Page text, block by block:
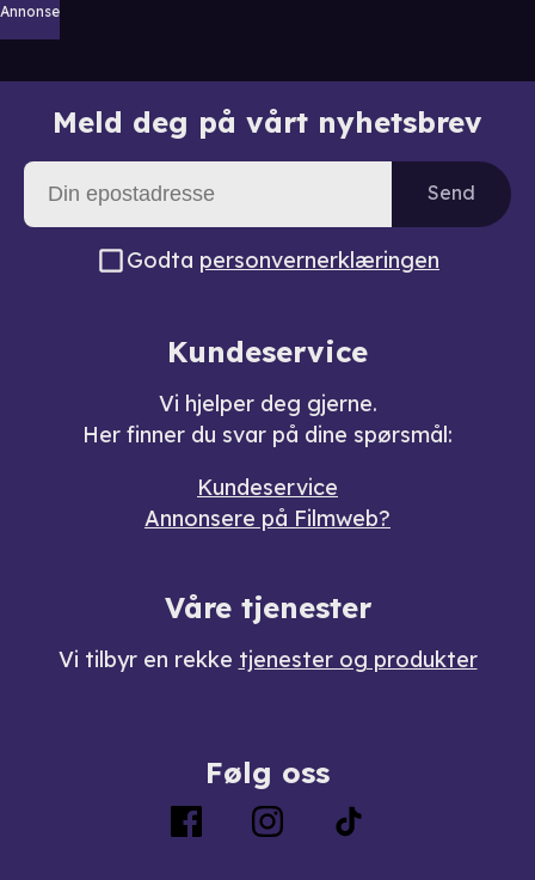
Annonse
Meld deg på vårt nyhetsbrev
Send
Godta personvernerklæringen
Kundeservice
Vi hjelper deg gjerne.
Her finner du svar på dine spørsmål:
Kundeservice
Annonsere på Filmweb?
Våre tjenester
Vi tilbyr en rekke tjenester og produkter
Følg oss